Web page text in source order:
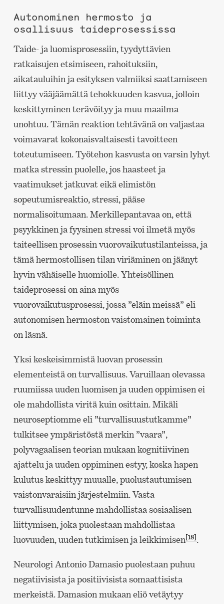
Autonominen hermosto ja
osallisuus taideprosessissa
Taide- ja luomisprosessiin, tyydyttävien
ratkaisujen etsimiseen, rahoituksiin,
aikatauluihin ja esityksen valmiiksi saattamiseen
liittyy vääjäämättä tehokkuuden kasvua, jolloin
keskittyminen terävöityy ja muu maailma
unohtuu. Tämän reaktion tehtävänä on valjastaa
voimavarat kokonaisvaltaisesti tavoitteen
toteutumiseen. Työtehon kasvusta on varsin lyhyt
matka stressin puolelle, jos haasteet ja
vaatimukset jatkuvat eikä elimistön
sopeutumisreaktio, stressi, pääse
normalisoitumaan. Merkillepantavaa on, että
psyykkinen ja fyysinen stressi voi ilmetä myös
taiteellisen prosessin vuorovaikutustilanteissa, ja
tämä hermostollisen tilan viriäminen on jäänyt
hyvin vähäiselle huomiolle. Yhteisöllinen
taideprosessi on aina myös
vuorovaikutusprosessi, jossa ”eläin meissä” eli
autonomisen hermoston vaistomainen toiminta
on läsnä.
Yksi keskeisimmistä luovan prosessin
elementeistä on turvallisuus. Varuillaan olevassa
ruumiissa uuden luomisen ja uuden oppimisen ei
ole mahdollista viritä kuin osittain. Mikäli
neuroseptiomme eli ”turvallisuustutkamme”
tulkitsee ympäristöstä merkin ”vaara”,
polyvagaalisen teorian mukaan kognitiivinen
ajattelu ja uuden oppiminen estyy, koska hapen
kulutus keskittyy muualle, puolustautumisen
vaistonvaraisiin järjestelmiin. Vasta
turvallisuudentunne mahdollistaa sosiaalisen
liittymisen, joka puolestaan mahdollistaa
luovuuden, uuden tutkimisen ja leikkimisen[18].
Neurologi Antonio Damasio puolestaan puhuu
negatiivisista ja positiivisista somaattisista
merkeistä. Damasion mukaan eliö vetäytyy